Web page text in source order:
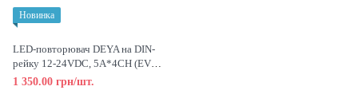
Новинка
LED-повторювач DEYA на DIN-
рейку 12-24VDC, 5A*4CH (EV4-
D(black))
1 350.00 грн/шт.